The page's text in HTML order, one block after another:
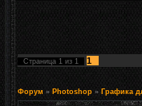
Страница 1 из 1 1
Форум » Photoshop » Графика